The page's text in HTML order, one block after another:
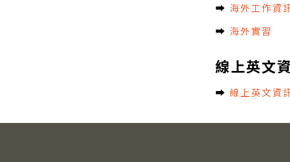
➡︎ 海外工作資
➡︎ 海外實習
線上英文
➡︎ 線上英文資